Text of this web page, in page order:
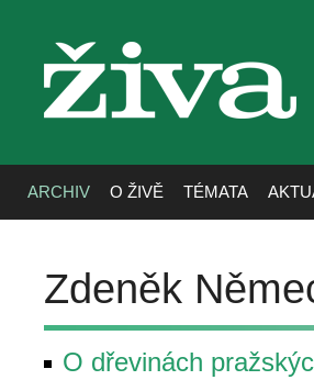
živa
ARCHIV O ŽIVĚ TÉMATA
Zdeněk
O dřevinách